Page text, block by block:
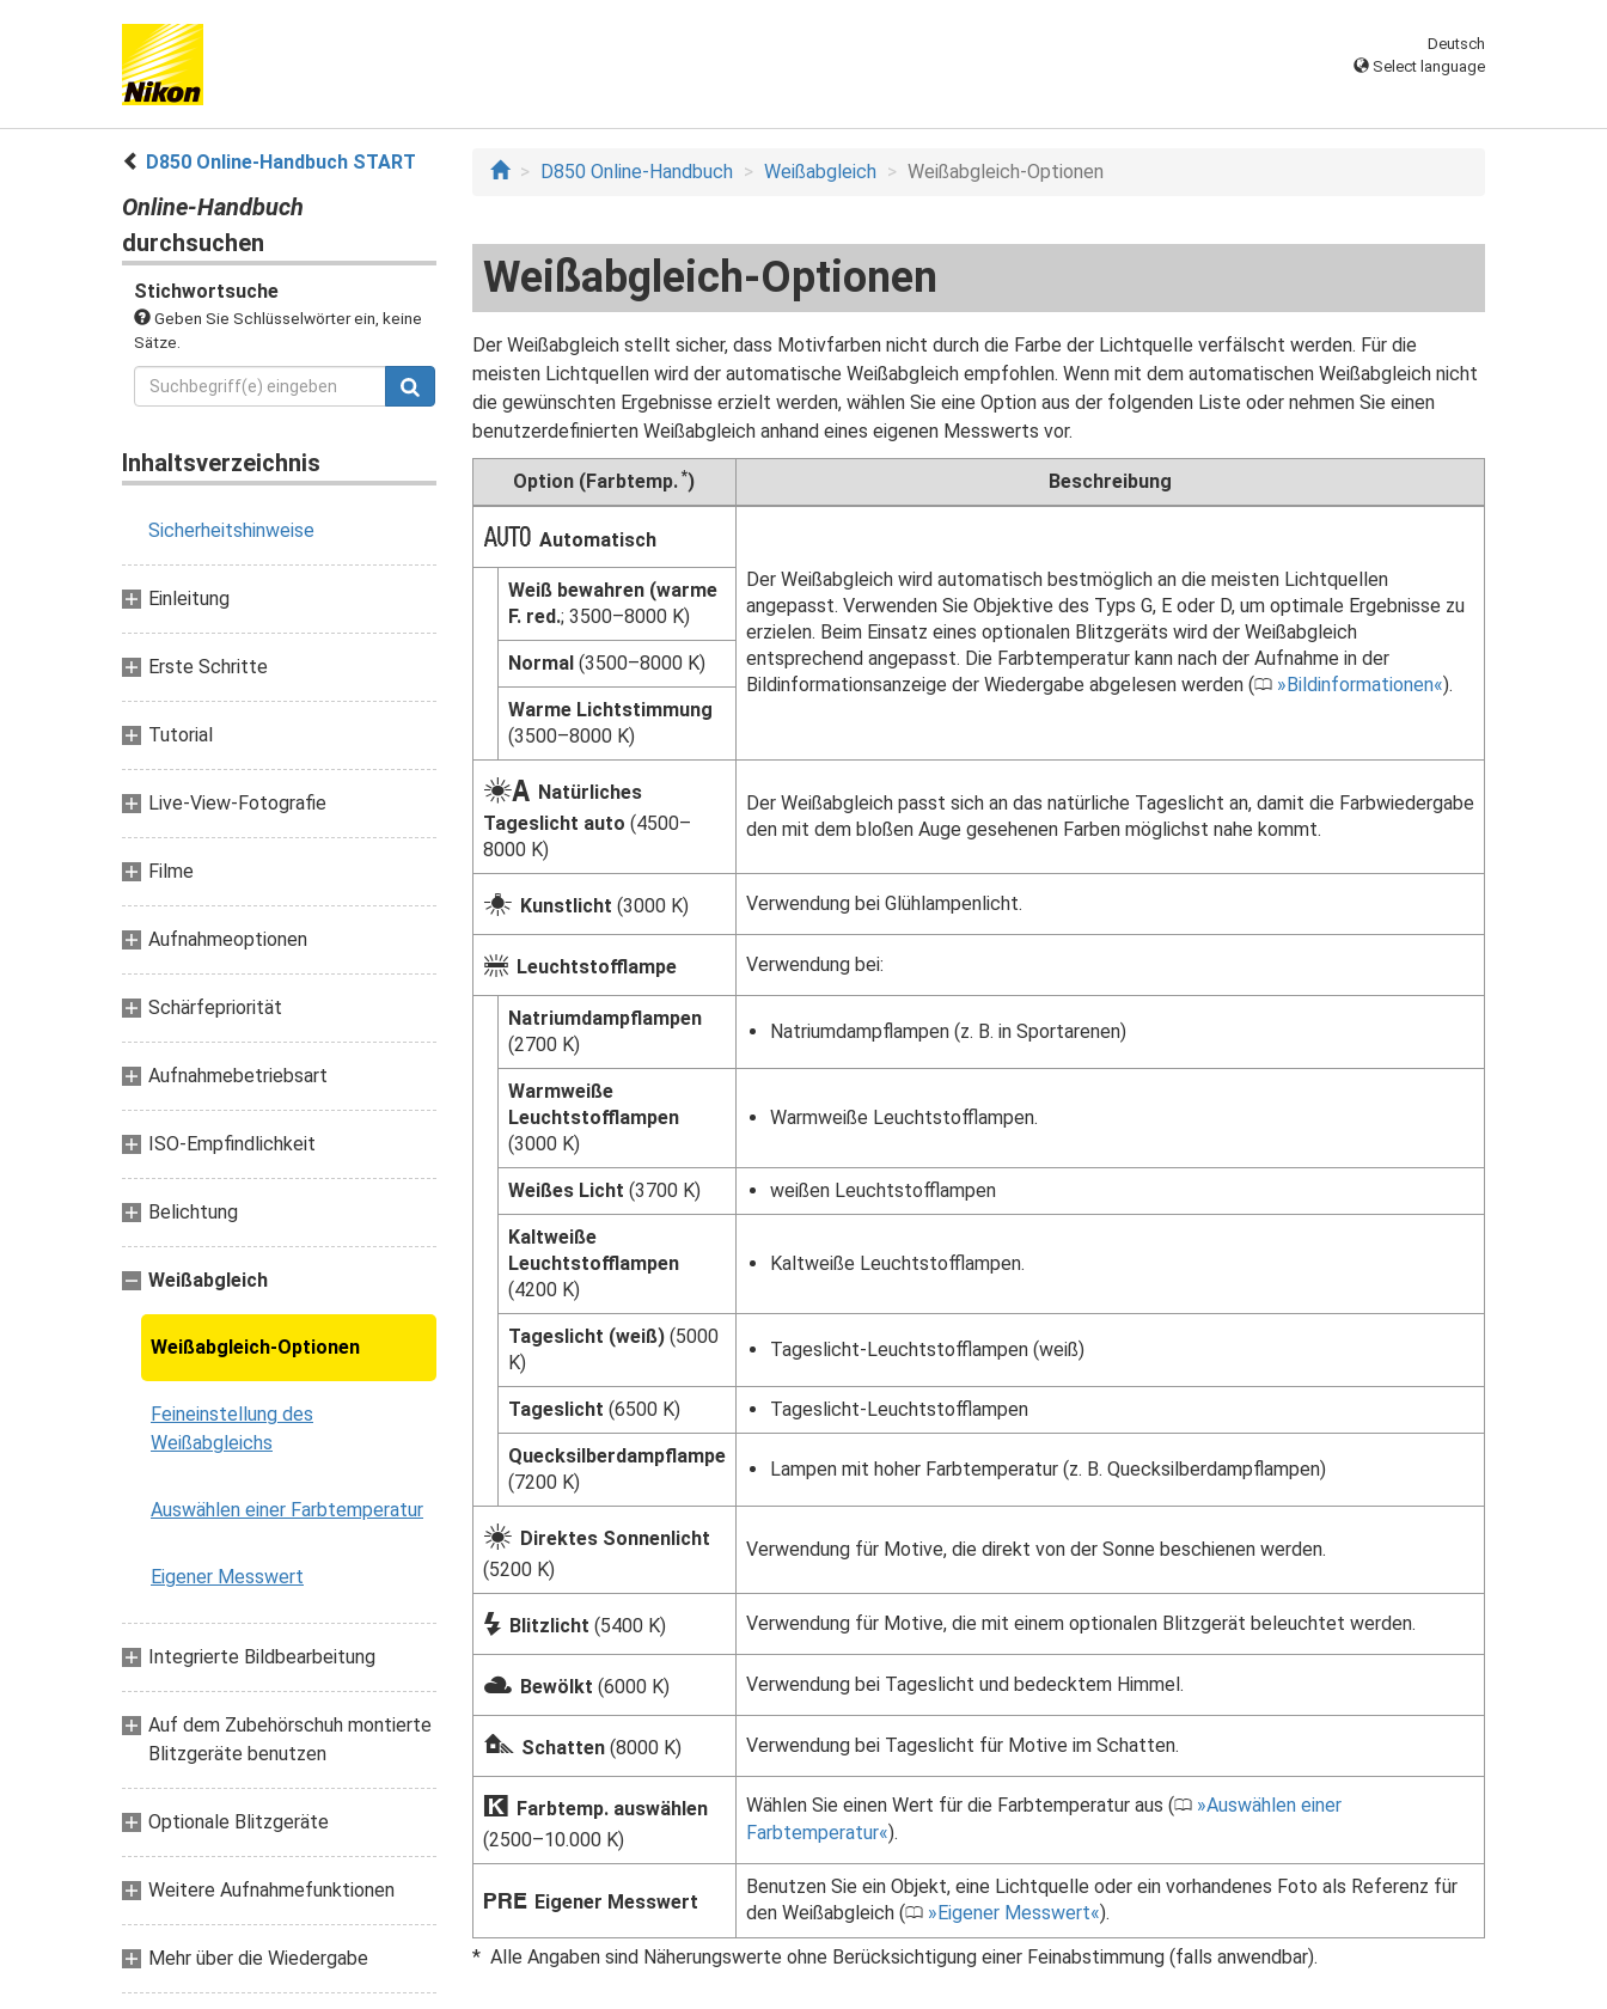
Deutsch
Select language
D850 Online-Handbuch START
Online-Handbuch
durchsuchen
Stichwortsuche
Geben Sie Schlüsselwörter ein, keine
Sätze.
Inhaltsverzeichnis
Sicherheitshinweise
Einleitung
Erste Schritte
Tutorial
Live-View-Fotografie
Filme
Aufnahmeoptionen
Schärfepriorität
Aufnahmebetriebsart
ISO-Empfindlichkeit
Belichtung
Weißabgleich
Weißabgleich-Optionen
Feineinstellung des
Weißabgleichs
Auswählen einer Farbtemperatur
Eigener Messwert
Integrierte Bildbearbeitung
Auf dem Zubehörschuh montierte
Blitzgeräte benutzen
Optionale Blitzgeräte
Weitere Aufnahmefunktionen
Mehr über die Wiedergabe
D850 Online-Handbuch Weißabgleich Weißabgleich-Optionen
Weißabgleich-Optionen
Der Weißabgleich stellt sicher, dass Motivfarben nicht durch die Farbe der Lichtquelle verfälscht werden. Für die
meisten Lichtquellen wird der automatische Weißabgleich empfohlen. Wenn mit dem automatischen Weißabgleich nicht
die gewünschten Ergebnisse erzielt werden, wählen Sie eine Option aus der folgenden Liste oder nehmen Sie einen
benutzerdefinierten Weißabgleich anhand eines eigenen Messwerts vor.
Option (Farbtemp. *) Beschreibung
v Automatisch
Der Weißabgleich wird automatisch bestmöglich an die meisten Lichtquellen
angepasst. Verwenden Sie Objektive des Typs G, E oder D, um optimale Ergebnisse zu
erzielen. Beim Einsatz eines optionalen Blitzgeräts wird der Weißabgleich
entsprechend angepasst. Die Farbtemperatur kann nach der Aufnahme in der
Bildinformationsanzeige der Wiedergabe abgelesen werden (0 Bildinformationen ).
Weiß bewahren (warme
F. red.; 3500–8000 K)
Normal(3500–8000 K)
Warme Lichtstimmung
(3500–8000 K)
D Natürliches
Tageslicht auto (4500–
8000 K)
Der Weißabgleich passt sich an das natürliche Tageslicht an, damit die Farbwiedergabe
den mit dem bloßen Auge gesehenen Farben möglichst nahe kommt.
J Kunstlicht (3000 K) Verwendung bei Glühlampenlicht.
I Leuchtstofflampe Verwendung bei:
Natriumdampflampen
(2700 K)
Natriumdampflampen (z. B. in Sportarenen)
Warmweiße
Leuchtstofflampen
(3000 K)
Warmweiße Leuchtstofflampen.
Weißes Licht (3700 K) weißen Leuchtstofflampen
Kaltweiße
Leuchtstofflampen
(4200 K)
Kaltweiße Leuchtstofflampen.
Tageslicht (weiß)(5000
K)
Tageslicht-Leuchtstofflampen (weiß)
Tageslicht (6500 K) Tageslicht-Leuchtstofflampen
Quecksilberdampflampe
(7200 K)
Lampen mit hoher Farbtemperatur (z. B. Quecksilberdampflampen)
H Direktes Sonnenlicht
(5200 K)
Verwendung für Motive, die direkt von der Sonne beschienen werden.
N Blitzlicht (5400 K) Verwendung für Motive, die mit einem optionalen Blitzgerät beleuchtet werden.
G Bewölkt (6000 K) Verwendung bei Tageslicht und bedecktem Himmel.
M Schatten(8000 K) Verwendung bei Tageslicht für Motive im Schatten.
K Farbtemp. auswählen
(2500–10.000 K)
Wählen Sie einen Wert für die Farbtemperatur aus (0
Auswählen einer
Farbtemperatur ).
L Eigener Messwert
Benutzen Sie ein Objekt, eine Lichtquelle oder ein vorhandenes Foto als Referenz für
den Weißabgleich (0 Eigener Messwert ).
Alle Angaben sind Näherungswerte ohne Berücksichtigung einer Feinabstimmung (falls anwendbar).